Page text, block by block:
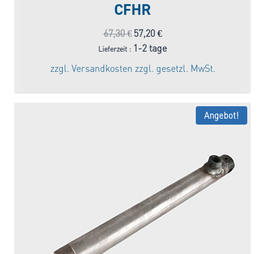
CFHR
67,30€ Ursprünglicher
Preis
war:
67,30 €
57,20 €Aktueller
Preis
Lieferzeit : 1-2 tage
zzgl. Versandkosten zzgl. gesetzl. MwSt.
Angebot!